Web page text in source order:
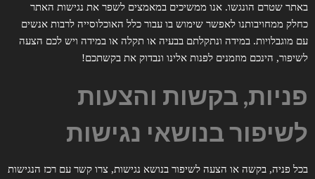
באתר שטרם הונגשו. אנו ממשיכים במאמצים לשפר את נגישות האתר
כחלק ממחויבותנו לאפשר שימוש בו עבור כלל האוכלוסייה לרבות אנשים
עם מוגבלויות. במידה ונתקלתם בבעיה או תקלה או במידה ויש לכם הצעה
לשיפור, הינכם מוזמנים לפנות אלינו ונבדוק את בקשתכם!
פניות, בקשות והצעות
לשיפור בנושאי נגישות
בכל פניה, בקשה או הצעה לשיפור בנושא נגישות, צרו קשר עם רכז הנגישות